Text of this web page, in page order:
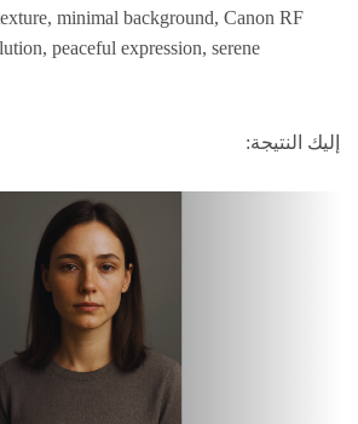
minimal background, Canon RF
peaceful expression, serene
إليك النتيجة: